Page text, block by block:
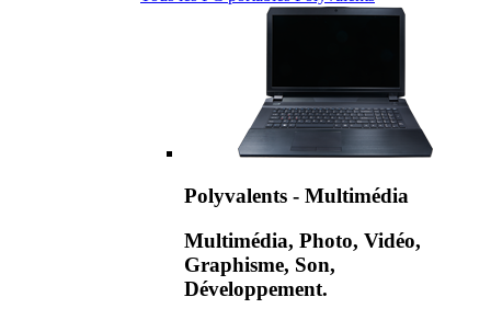
Polyvalents - Multimédia
Multimédia, Photo, Vidéo,
Graphisme, Son,
Développement.